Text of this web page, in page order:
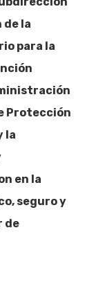
de la
para la
Protección
la
en la
seguro y
de